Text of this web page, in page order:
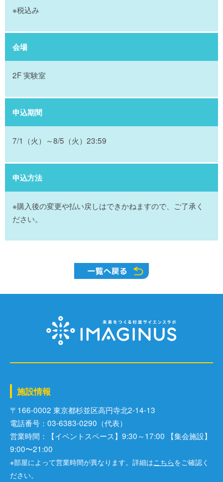
※税込み
会場
2F 実験室
申込期間
7/1（火）～8/5（火）23:59
申込方法
※購入後の変更や払い戻しはできかねますので、ご了承く
ださい。
施設情報
〒166-0002 東京都杉並区⾼円寺北2-14-13
電話番号：03-6383-0290（代表）
営業時間：【イベントスペース】9:30～17:00 【集会施設】
9:00〜21:00
※部屋によって営業時間が異なります。詳細はこちらをご確認く
ださい。